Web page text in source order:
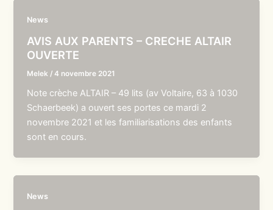
News
AVIS AUX PARENTS – CRECHE ALTAIR
OUVERTE
Melek /4 novembre 2021
Note crèche ALTAIR – 49 lits (av Voltaire, 63 à 1030
Schaerbeek) a ouvert ses portes ce mardi 2
novembre 2021 et les familiarisations des enfants
sont en cours.
News